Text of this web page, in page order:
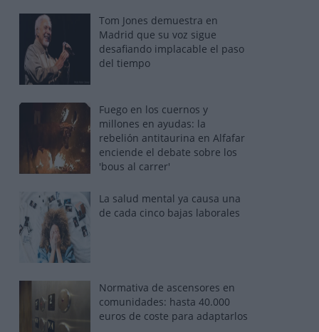
Tom Jones demuestra en
Madrid que su voz sigue
desafiando implacable el paso
del tiempo
Fuego en los cuernos y
millones en ayudas: la
rebelión antitaurina en Alfafar
enciende el debate sobre los
'bous al carrer'
La salud mental ya causa una
de cada cinco bajas laborales
Normativa de ascensores en
comunidades: hasta 40.000
euros de coste para adaptarlos